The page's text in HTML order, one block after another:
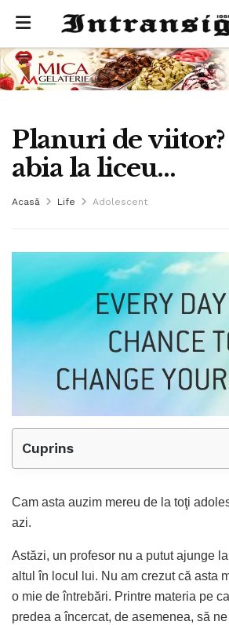
Planuri de
abia la liceu…
Acasă Life Adolescent
Cuprins
Cam asta auzim mereu de la toţi
azi.
Astăzi, un profesor nu a putut ajunge
altul în locul lui. Nu am crezut că asta
o mie de întrebări. Printre materia pe
predea a încercat, de asemenea, să